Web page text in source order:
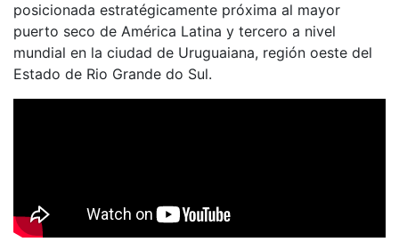
posicionada estratégicamente próxima al mayor
puerto seco de América Latina y tercero a nivel
mundial en la ciudad de Uruguaiana, región oeste del
Estado de Rio Grande do Sul.